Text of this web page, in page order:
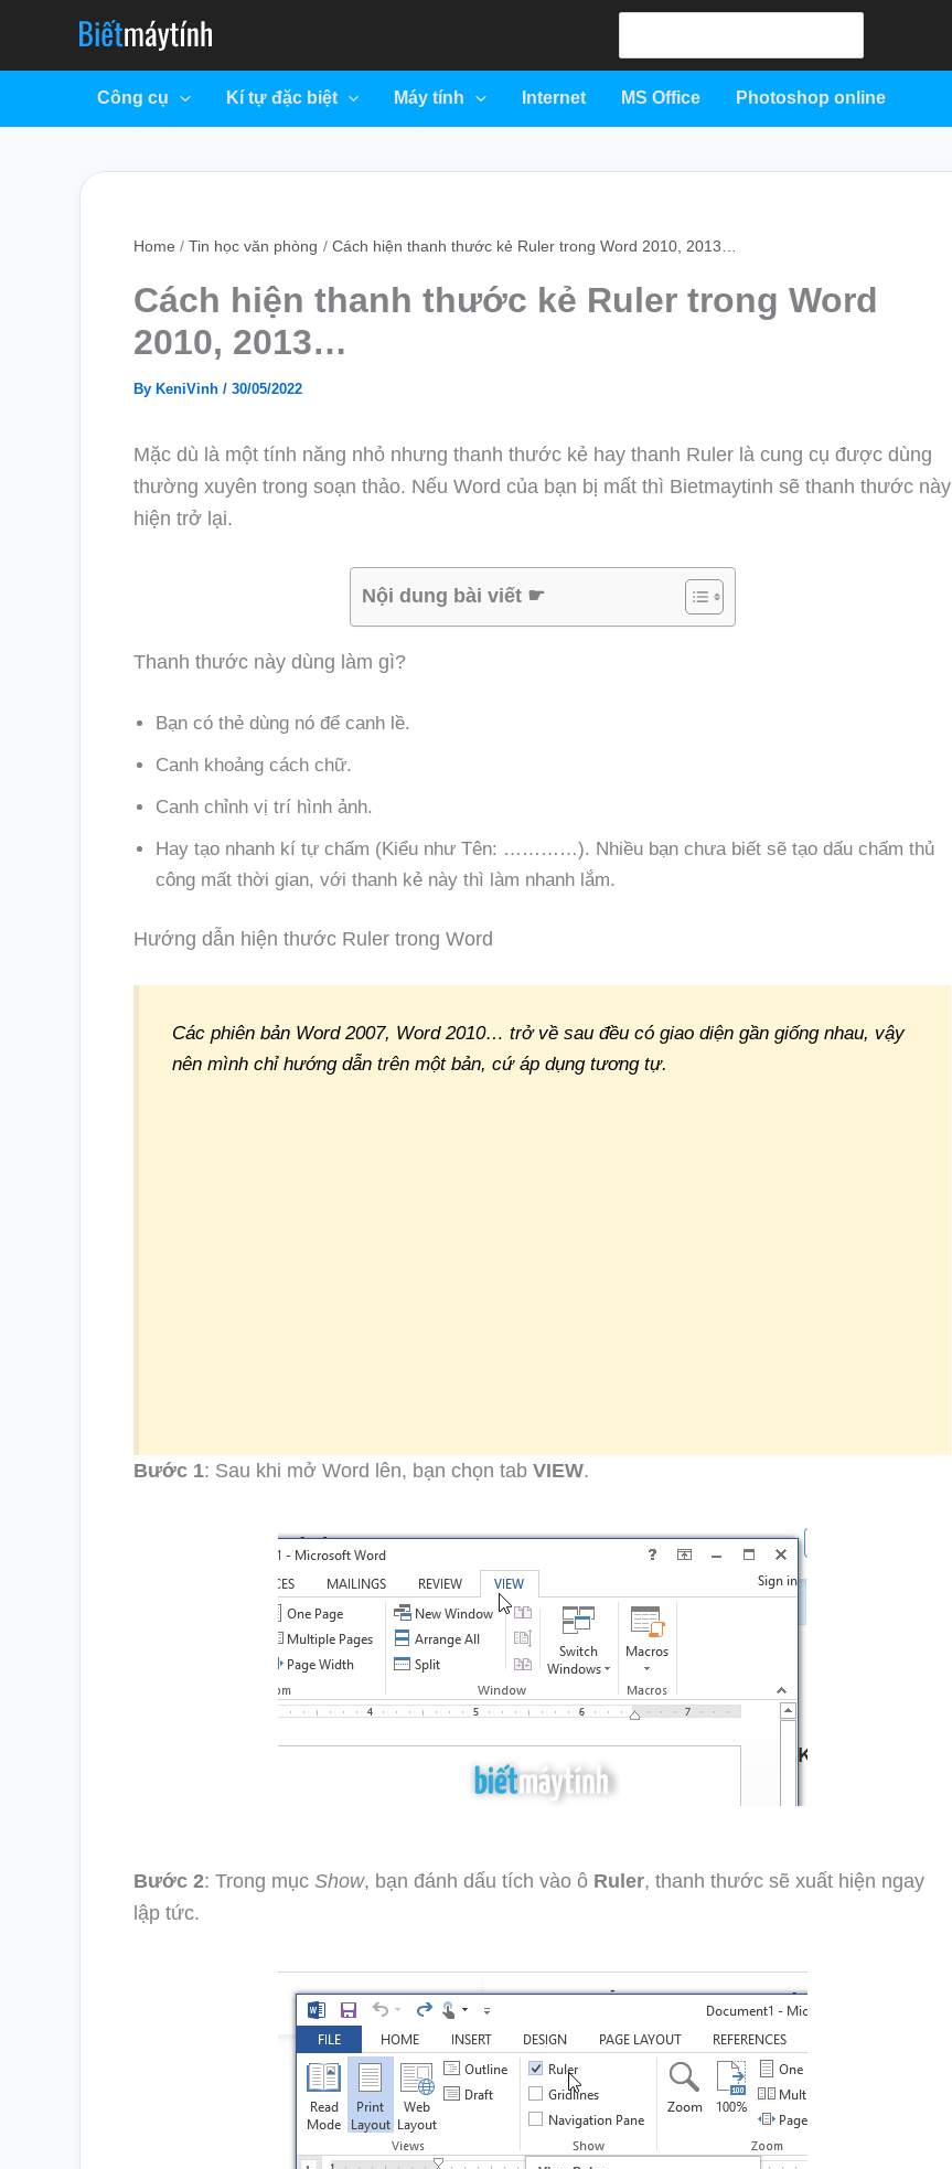
Công cụ Kí tự đặc biệt Máy tính Internet MS Office Photoshop online
Home Tin học văn phòng Cách hiện thanh thước kẻ Ruler trong Word 2010, 2013…
Cách hiện thanh thước kẻ Ruler trong Word
2010, 2013…
By KeniVinh / 30/05/2022
Mặc dù là một tính năng nhỏ nhưng thanh thước kẻ hay thanh Ruler là cung cụ được dùng
thường xuyên trong soạn thảo. Nếu Word của bạn bị mất thì Bietmaytinh sẽ thanh thước này
hiện trở lại.
Nội dung bài viết ☛
Thanh thước này dùng làm gì?
Bạn có thẻ dùng nó để canh lề.
Canh khoảng cách chữ.
Canh chỉnh vị trí hình ảnh.
Hay tạo nhanh kí tự chấm (Kiểu như Tên: …………). Nhiều bạn chưa biết sẽ tạo dấu chấm thủ
công mất thời gian, với thanh kẻ này thì làm nhanh lắm.
Hướng dẫn hiện thước Ruler trong Word
Các phiên bản Word 2007, Word 2010… trở về sau đều có giao diện gần giống nhau, vậy
nên mình chỉ hướng dẫn trên một bản, cứ áp dụng tương tự.
Bước 1: Sau khi mở Word lên, bạn chọn tab VIEW.
Bước 2: Trong mục Show, bạn đánh dấu tích vào ô Ruler, thanh thước sẽ xuất hiện ngay
lập tức.